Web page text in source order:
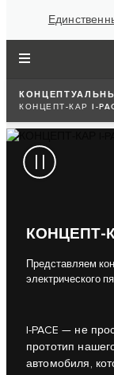
КОНЦЕПТ-КАР I-
КОНЦЕПТ-
Представляем
электрического
I‑PACE — не
прототип
автомобиля,